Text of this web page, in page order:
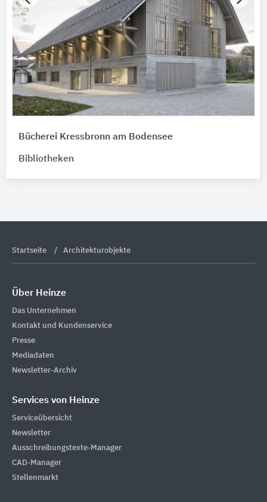
Bücherei Kressbronn am Bodensee
Bibliotheken
Startseite Architekturobjekte
Über Heinze
Das Unternehmen
Kontakt und Kundenservice
Presse
Mediadaten
Newsletter-Archiv
Services von Heinze
Serviceübersicht
Newsletter
Ausschreibungstexte-Manager
CAD-Manager
Stellenmarkt